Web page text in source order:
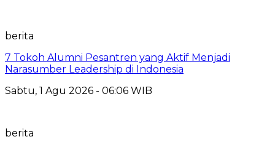
berita
7 Tokoh Alumni Pesantren yang Aktif Menjadi
Narasumber Leadership di Indonesia
Sabtu, 1 Agu 2026 - 06:06 WIB
berita